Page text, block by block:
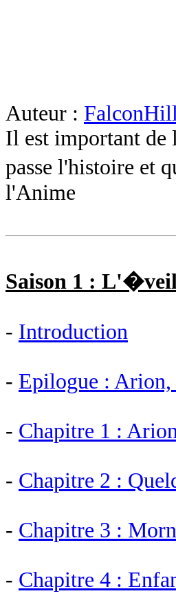
Auteur :
Il est important de
passe l'histoire et
l'Anime
Saison 1 :
- Introduction
- Epilogue :
- Chapitre 1 :
- Chapitre 2 :
- Chapitre 3 :
- Chapitre 4 :